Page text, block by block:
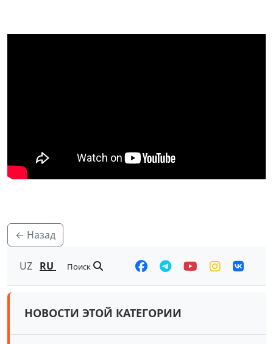
← Назад
UZ RU Поиск
НОВОСТИ ЭТОЙ КАТЕГОРИИ